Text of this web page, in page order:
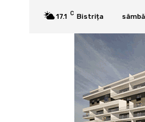
17.1 C Bistrița